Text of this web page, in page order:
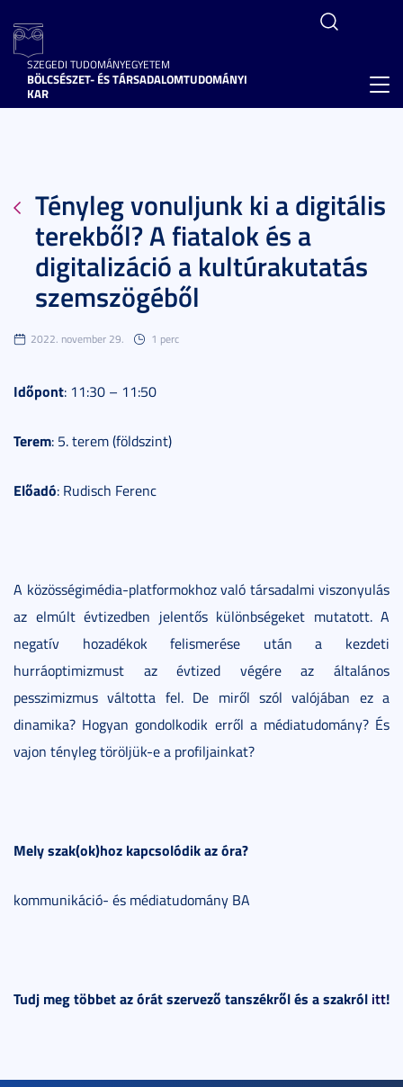
SZEGEDI TUDOMÁNYEGYETEM
BÖLCSÉSZET- ÉS TÁRSADALOMTUDOMÁNYI
KAR
Tényleg vonuljunk ki a digitális
terekből? A fiatalok és a
digitalizáció a kultúrakutatás
szemszögéből
2022. november 29. 1 perc
Időpont: 11:30 – 11:50
Terem: 5. terem (földszint)
Előadó: Rudisch Ferenc
A közösségimédia-platformokhoz való társadalmi viszonyulás
az elmúlt évtizedben jelentős különbségeket mutatott. A
negatív hozadékok felismerése után a kezdeti
hurráoptimizmust az évtized végére az általános
pesszimizmus váltotta fel. De miről szól valójában ez a
dinamika? Hogyan gondolkodik erről a médiatudomány? És
vajon tényleg töröljük-e a profiljainkat?
Mely szak(ok)hoz kapcsolódik az óra?
kommunikáció- és médiatudomány BA
Tudj meg többet az órát szervező tanszékről és a szakról itt!